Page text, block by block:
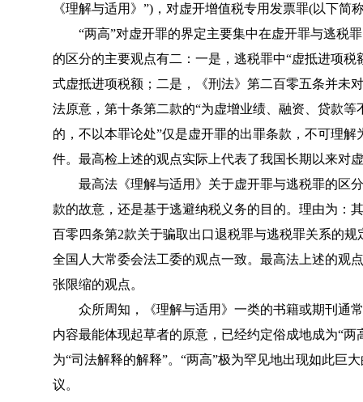
《理解与适用》”)，对虚开增值税专用发票罪(以下简
“两高”对虚开罪的界定主要集中在虚开罪与逃税
的区分的主要观点有二：一是，逃税罪中“虚抵进项
式虚抵进项税额；二是，《刑法》第二百零五条并未
法原意，第十条第二款的“为虚增业绩、融资、贷款
的，不以本罪论处”仅是虚开罪的出罪条款，不可理
件。最高检上述的观点实际上代表了我国长期以来对
最高法《理解与适用》关于虚开罪与逃税罪的区
款的故意，还是基于逃避纳税义务的目的。理由为：
百零四条第2款关于骗取出口退税罪与逃税罪关系的
全国人大常委会法工委的观点一致。最高法上述的观
张限缩的观点。
众所周知，《理解与适用》一类的书籍或期刊通常
内容最能体现起草者的原意，已经约定俗成地成为“
为“司法解释的解释”。“两高”极为罕见地出现如此巨
议。